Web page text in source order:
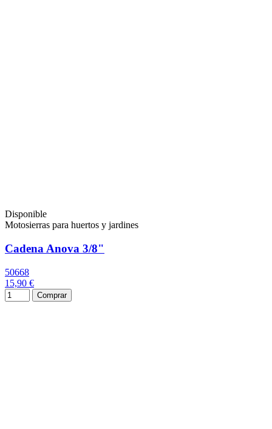
Disponible
Motosierras para huertos y jardines
Cadena Anova 3/8"
50668
15,90 €
Comprar